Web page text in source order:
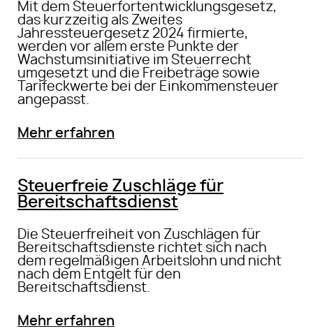
Mit dem Steuerfortentwicklungsgesetz,
das kurzzeitig als Zweites
Jahressteuergesetz 2024 firmierte,
werden vor allem erste Punkte der
Wachstumsinitiative im Steuerrecht
umgesetzt und die Freibeträge sowie
Tarifeckwerte bei der Einkommensteuer
angepasst.
Mehr erfahren
Steuerfreie Zuschläge für
Bereitschaftsdienst
Die Steuerfreiheit von Zuschlägen für
Bereitschaftsdienste richtet sich nach
dem regelmäßigen Arbeitslohn und nicht
nach dem Entgelt für den
Bereitschaftsdienst.
Mehr erfahren